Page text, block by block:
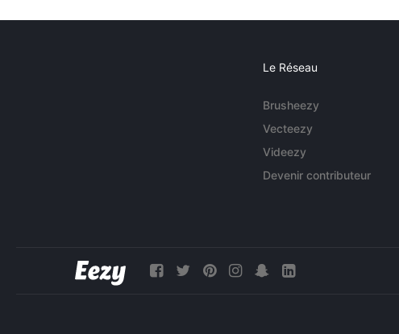
Le Réseau
Brusheezy
Vecteezy
Videezy
Devenir contributeur